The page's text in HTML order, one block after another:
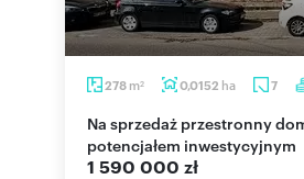
278 m2 0,0152 ha 7
Na sprzedaż przestronny dom 278 m² z
potencjałem inwestycyjnym
1 590 000 zł